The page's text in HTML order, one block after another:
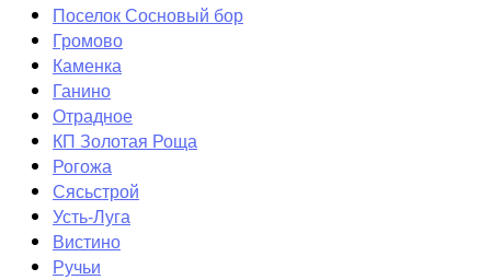
Поселок Сосновый бор
Громово
Каменка
Ганино
Отрадное
КП Золотая Роща
Рогожа
Сясьстрой
Усть-Луга
Вистино
Ручьи